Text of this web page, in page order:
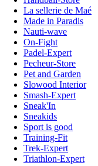
La sellerie de Maé
Made in Paradis
Nauti-wave
On-Fight
Padel-Expert
Pecheur-Store
Pet and Garden
Slowood Interior
Smash-Expert
Sneak'In
Sneakids
Sport is good
Training-Fit
Trek-Expert
Triathlon-Expert